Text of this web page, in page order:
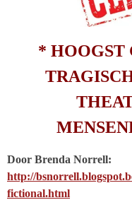
* HOOGST
Door Brenda Norrell:
http://
fictional.html